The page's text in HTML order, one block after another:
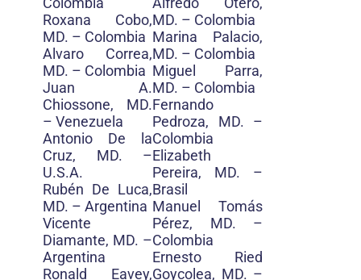
Roxana Cobo,
MD. – Colombia
Alvaro Correa,
MD. – Colombia
Juan A.
Chiossone, MD.
– Venezuela
Antonio De la
Cruz, MD. –
U.S.A.
Rubén De Luca,
MD. – Argentina
Vicente
Diamante, MD. –
Argentina
Ronald Eavey,
MD. – Colombia
Marina Palacio,
MD. – Colombia
Miguel Parra,
MD. – Colombia
Fernando
Pedroza, MD. –
Colombia
Elizabeth
Pereira, MD. –
Brasil
Manuel Tomás
Pérez, MD. –
Colombia
Ernesto Ried
Goycolea, MD. –